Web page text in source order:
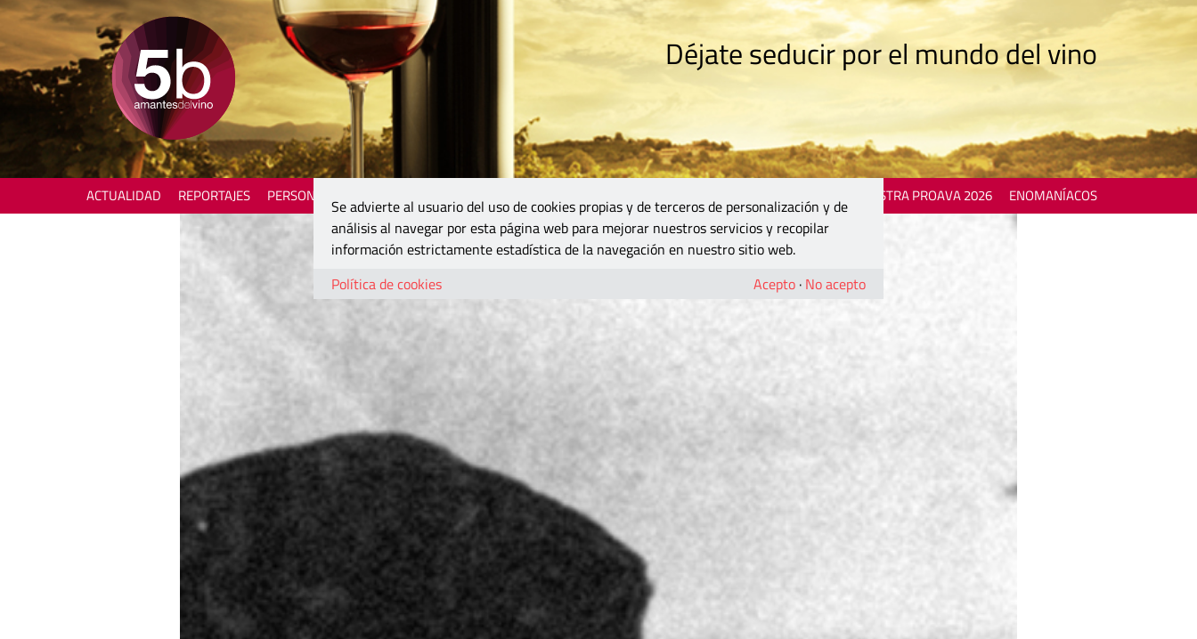
Déjate seducir por el mundo del vino
ACTUALIDAD REPORTAJES PERSONAJES MOSTRA PROAVA 2026 ENOMANÍACOS
Se advierte al usuario del uso de cookies propias y de terceros de personalización y de
análisis al navegar por esta página web para mejorar nuestros servicios y recopilar
información estrictamente estadística de la navegación en nuestro sitio web.
Política de cookies
Acepto · No acepto